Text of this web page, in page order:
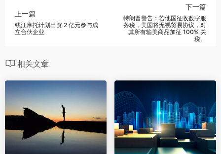
上一篇
钱江摩托计划出资 2 亿元参与成
立合伙企业
下一篇
特朗普警告：若他国征收数字服
务税，美国将无视贸易协议，对
其所有输美商品加征 100% 关
税。
相关文章